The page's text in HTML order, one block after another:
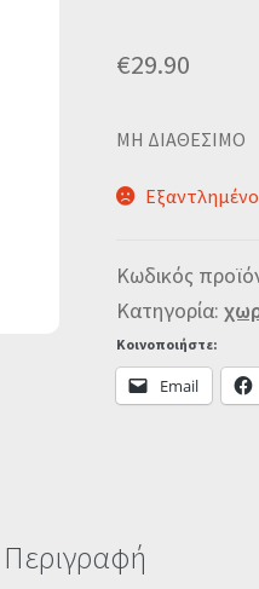
€29.90
MΗ ΔΙΑΘΕΣΙΜΟ
Εξαντλημένο
Κωδικός
Κατηγορία:
Κοινοποιήστε:
Email
Περιγραφή